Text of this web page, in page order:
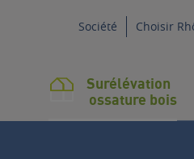
Société Choisir
Surélévation
ossature bois